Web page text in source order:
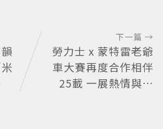
下一篇 →
勞力士 x 蒙特雷老爺
車大賽再度合作相伴
25載 一展熱情與夢